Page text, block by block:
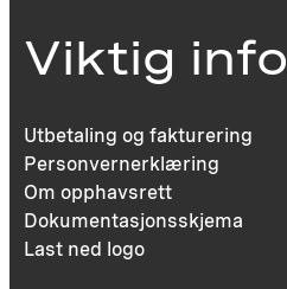
Viktig info
Utbetaling og fakturering
Personvernerklæring
Om opphavsrett
Dokumentasjonsskjema
Last ned logo